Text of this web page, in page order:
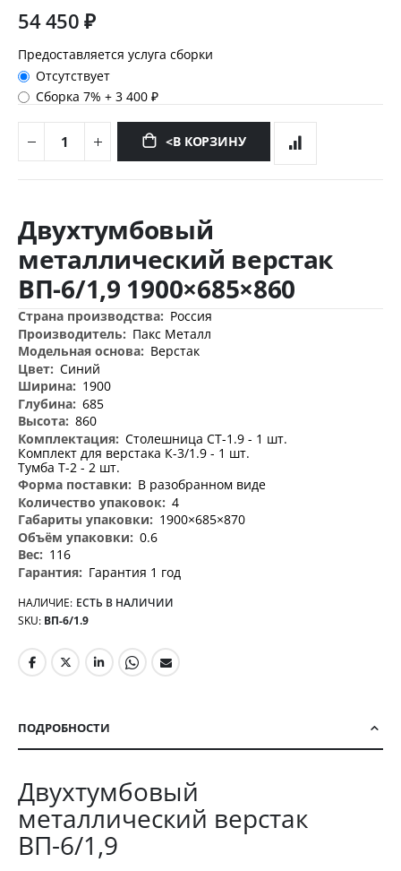
54 450 ₽
Предоставляется услуга сборки
Отсутствует
Сборка 7%+3 400 ₽
<В КОРЗИНУ
началу
галереи
изображений
Двухтумбовый
металлический верстак
ВП-6/1,9 1900×685×860
Дополнительная
информация
Россия
Пакс Металл
Верстак
Синий
1900
685
860
Столешница СТ-1.9 - 1 шт.
Комплект для верстака К-3/1.9 - 1 шт.
Тумба Т-2 - 2 шт.
В разобранном виде
4
1900×685×870
0.6
116
Гарантия 1 год
НАЛИЧИЕ: ЕСТЬ В НАЛИЧИИ
SKU ВП-6/1.9
ПОДРОБНОСТИ
Двухтумбовый
металлический верстак
ВП-6/1,9